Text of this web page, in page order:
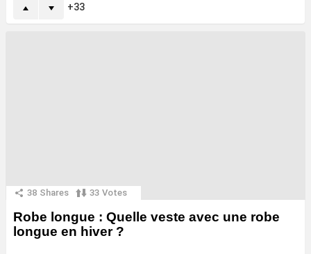
33
38 Shares 33 Votes
Robe longue : Quelle veste avec une robe
longue en hiver ?